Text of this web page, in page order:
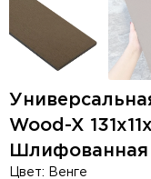
Wood-X
Шлифованная
Цвет: Венге